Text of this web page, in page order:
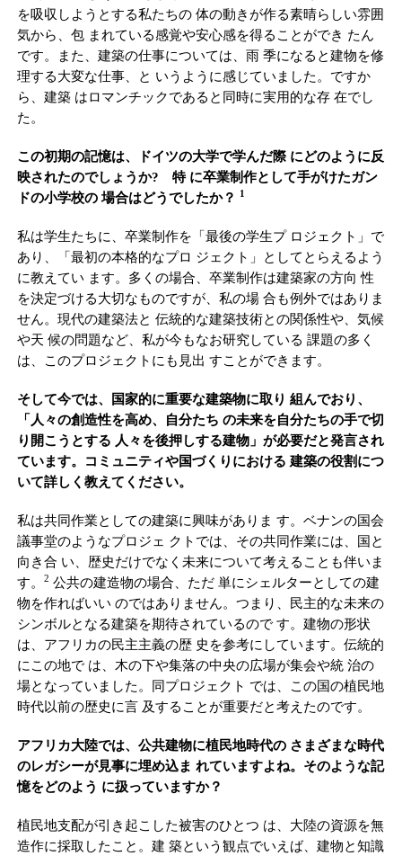
を吸収しようとする私たちの 体の動きが作る素晴らしい雰囲
気から、包 まれている感覚や安心感を得ることができ たん
です。また、建築の仕事については、雨 季になると建物を修
理する大変な仕事、と いうように感じていました。ですか
ら、建築 はロマンチックであると同時に実用的な存 在でし
た。
この初期の記憶は、ドイツの大学で学んだ際 にどのように反
映されたのでしょうか? 特 に卒業制作として手がけたガン
ドの小学校の 場合はどうでしたか？
1
私は学生たちに、卒業制作を「最後の学生プ ロジェクト」で
あり、「最初の本格的なプロ ジェクト」としてとらえるよう
に教えてい ます。多くの場合、卒業制作は建築家の方向 性
を決定づける大切なものですが、私の場 合も例外ではありま
せん。現代の建築法と 伝統的な建築技術との関係性や、気候
や天 候の問題など、私が今もなお研究している 課題の多く
は、このプロジェクトにも見出 すことができます。
そして今では、国家的に重要な建築物に取り 組んでおり、
「人々の創造性を高め、自分たち の未来を自分たちの手で切
り開こうとする 人々を後押しする建物」が必要だと発言され
ています。コミュニティや国づくりにおける 建築の役割につ
いて詳しく教えてください。
私は共同作業としての建築に興味がありま す。ベナンの国会
議事堂のようなプロジェ クトでは、その共同作業には、国と
向き合 い、歴史だけでなく未来について考えることも伴いま
す。
2 公共の建造物の場合、ただ 単にシェルターとしての建
物を作ればいい のではありません。つまり、民主的な未来の
シンボルとなる建築を期待されているので す。建物の形状
は、アフリカの民主主義の歴 史を参考にしています。伝統的
にこの地で は、木の下や集落の中央の広場が集会や統 治の
場となっていました。同プロジェクト では、この国の植民地
時代以前の歴史に言 及することが重要だと考えたのです。
アフリカ大陸では、公共建物に植民地時代の さまざまな時代
のレガシーが見事に埋め込ま れていますよね。そのような記
憶をどのよう に扱っていますか？
植民地支配が引き起こした被害のひとつ は、大陸の資源を無
造作に採取したこと。建 築という観点でいえば、建物と知識